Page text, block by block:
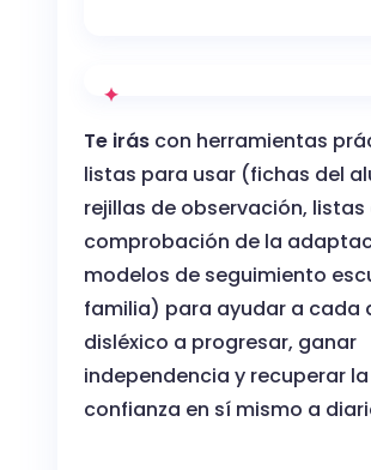
Te irás con herramientas
listas para usar (fichas del
rejillas de observación, listas
comprobación de la
modelos de seguimiento
familia) para ayudar a cada
disléxico a progresar, ganar
independencia y recuperar la
confianza en sí mismo a